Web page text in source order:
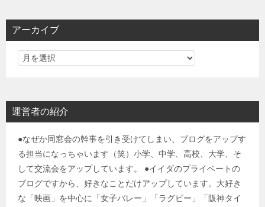
アーカイブ
運営者の紹介
●なぜか同窓会の幹事を引き受けてしまい、ブログをアップす
る担当になっちゃいます（笑）小学、中学、高校、大学、そ
して交流会をアップしています。 ●イイダのプライベートの
ブログですから、好きなことだけアップしています。大好き
な「映画」を中心に「女子バレー」「ラグビー」「阪神タイ